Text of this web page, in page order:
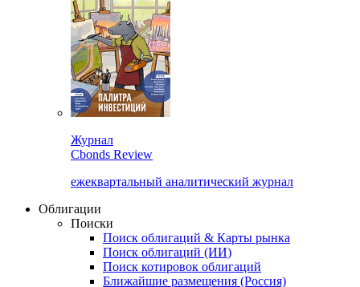
Журнал
Cbonds Review
ежеквартальный аналитический журнал
Облигации
Поиски
Поиск облигаций & Карты рынка
Поиск облигаций (ИИ)
Поиск котировок облигаций
Ближайшие размещения (Россия)